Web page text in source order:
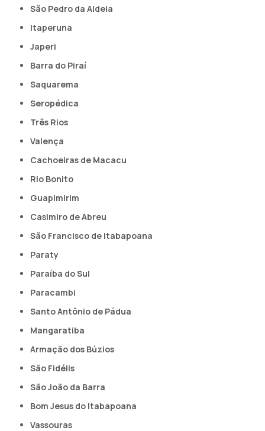
São Pedro da Aldeia
Itaperuna
Japeri
Barra do Piraí
Saquarema
Seropédica
Três Rios
Valença
Cachoeiras de Macacu
Rio Bonito
Guapimirim
Casimiro de Abreu
São Francisco de Itabapoana
Paraty
Paraíba do Sul
Paracambi
Santo Antônio de Pádua
Mangaratiba
Armação dos Búzios
São Fidélis
São João da Barra
Bom Jesus do Itabapoana
Vassouras